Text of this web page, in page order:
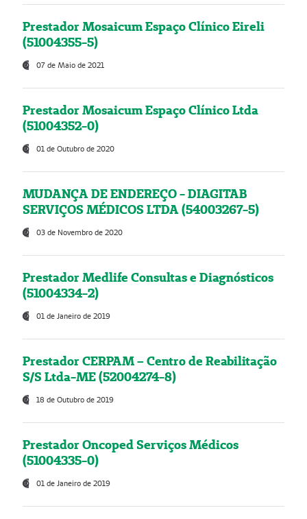
Prestador Mosaicum Espaço Clínico Eireli
(51004355-5)
07 de Maio de 2021
Prestador Mosaicum Espaço Clínico Ltda
(51004352-0)
01 de Outubro de 2020
MUDANÇA DE ENDEREÇO - DIAGITAB
SERVIÇOS MÉDICOS LTDA (54003267-5)
03 de Novembro de 2020
Prestador Medlife Consultas e Diagnósticos
(51004334-2)
01 de Janeiro de 2019
Prestador CERPAM – Centro de Reabilitação
S/S Ltda-ME (52004274-8)
18 de Outubro de 2019
Prestador Oncoped Serviços Médicos
(51004335-0)
01 de Janeiro de 2019